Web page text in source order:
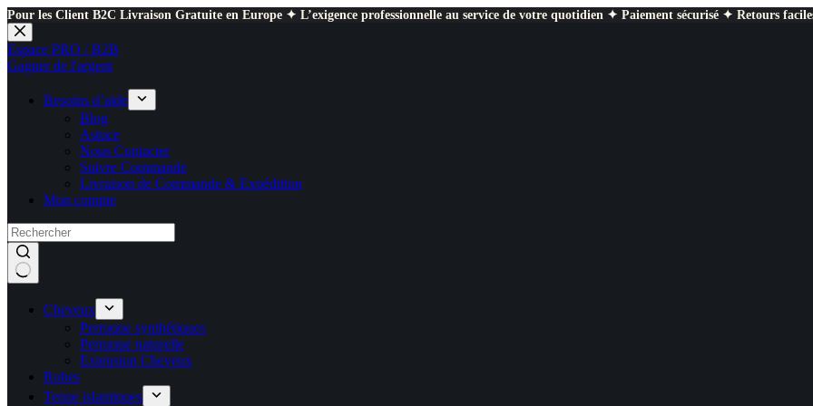
Pour les Client B2C Livraison Gratuite en Europe ✦ L’exigence professionnelle au service de votre quotidien ✦ Paiement sécurisé ✦ Retours
Passer
au
contenu
Espace PRO / B2B
Gagner de l'argent
Besoins d’aide
Blog
Astuce
Nous Contacter
Suivre Commande
Livraison de Commande & Expédition
Mon compte
Cheveux
Perruque synthétiques
Perruque naturelle
Extension Cheveux
Robes
Tenue islamiques